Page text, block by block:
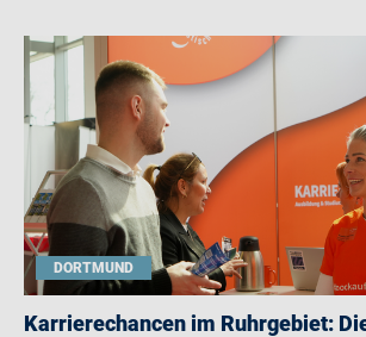
DORTMUND
Karrierechancen im Ruhrgebiet: